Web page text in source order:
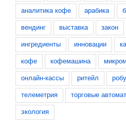
аналитика кофе арабика
вендинг выставка закон
ингредиенты инновации
кофе кофемашина
онлайн-кассы ритейл
телеметрия торговые
экология